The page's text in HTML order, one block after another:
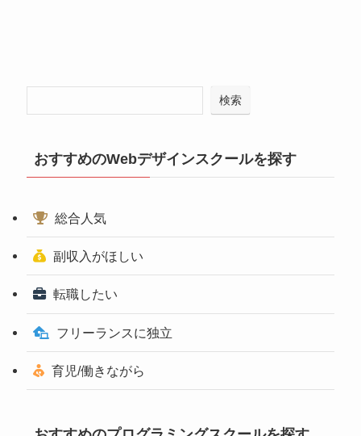
検索
おすすめのWebデザインスクールを探す
総合人気
副収入がほしい
転職したい
フリーランスに独立
育児/働きながら